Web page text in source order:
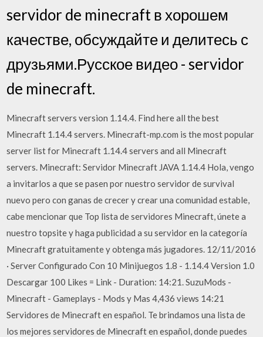
servidor de minecraft в хорошем
качестве, обсуждайте и делитесь с
друзьями.Русское видео - servidor
de minecraft.
Minecraft servers version 1.14.4. Find here all the best
Minecraft 1.14.4 servers. Minecraft-mp.com is the most popular
server list for Minecraft 1.14.4 servers and all Minecraft
servers. Minecraft: Servidor Minecraft JAVA 1.14.4 Hola, vengo
a invitarlos a que se pasen por nuestro servidor de survival
nuevo pero con ganas de crecer y crear una comunidad estable,
cabe mencionar que Top lista de servidores Minecraft, únete a
nuestro topsite y haga publicidad a su servidor en la categoría
Minecraft gratuitamente y obtenga más jugadores. 12/11/2016
· Server Configurado Con 10 Minijuegos 1.8 - 1.14.4 Version 1.0
Descargar 100 Likes = Link - Duration: 14:21. SuzuMods -
Minecraft - Gameplays - Mods y Mas 4,436 views 14:21
Servidores de Minecraft en español. Te brindamos una lista de
los mejores servidores de Minecraft en español, donde puedes